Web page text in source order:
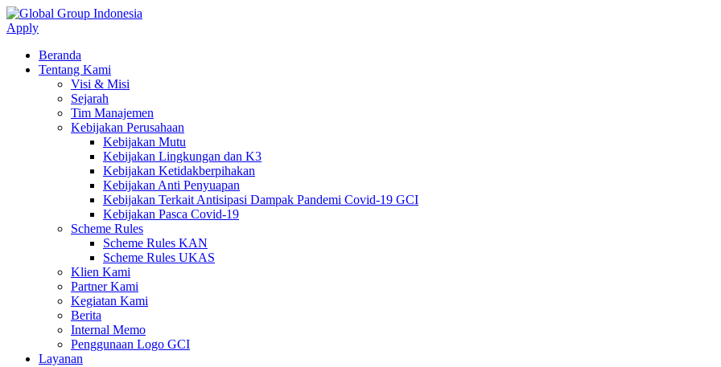
Apply
Beranda
Tentang Kami
Visi & Misi
Sejarah
Tim Manajemen
Kebijakan Perusahaan
Kebijakan Mutu
Kebijakan Lingkungan dan K3
Kebijakan Ketidakberpihakan
Kebijakan Anti Penyuapan
Kebijakan Terkait Antisipasi Dampak Pandemi Covid-19 GCI
Kebijakan Pasca Covid-19
Scheme Rules
Scheme Rules KAN
Scheme Rules UKAS
Klien Kami
Partner Kami
Kegiatan Kami
Berita
Internal Memo
Penggunaan Logo GCI
Layanan